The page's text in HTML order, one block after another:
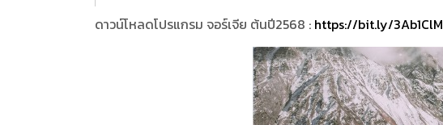
ดาวน์โหลดโปรแกรม จอร์เจีย ต้นปี2568 : https://bit.ly/3Ab1ClM